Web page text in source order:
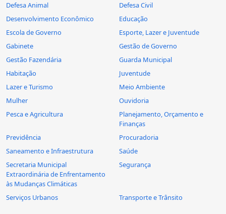
Defesa Animal
Defesa Civil
Desenvolvimento Econômico
Educação
Escola de Governo
Esporte, Lazer e Juventude
Gabinete
Gestão de Governo
Gestão Fazendária
Guarda Municipal
Habitação
Juventude
Lazer e Turismo
Meio Ambiente
Mulher
Ouvidoria
Pesca e Agricultura
Planejamento, Orçamento e
Finanças
Previdência
Procuradoria
Saneamento e Infraestrutura
Saúde
Secretaria Municipal
Extraordinária de Enfrentamento
às Mudanças Climáticas
Segurança
Serviços Urbanos Transporte e Trânsito